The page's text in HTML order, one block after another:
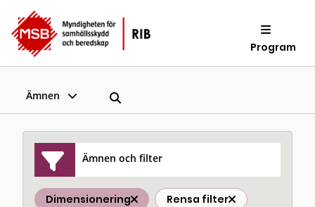
Program
Ämnen
Ämnen och filter
Dimensionering Rensa filter